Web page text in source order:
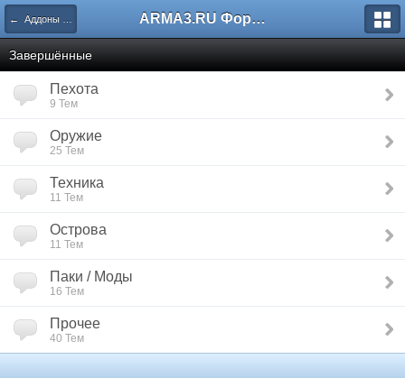
← Аддоны и Моды ARMA3.RU Форум
Завершённые
Пехота
9 Тем
Оружие
25 Тем
Техника
11 Тем
Острова
11 Тем
Паки / Моды
16 Тем
Прочее
40 Тем